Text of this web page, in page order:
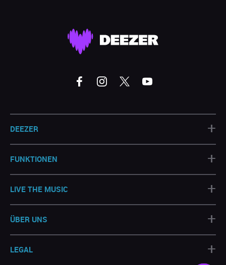
DEEZER +
FUNKTIONEN +
LIVE THE MUSIC +
ÜBER UNS +
LEGAL +